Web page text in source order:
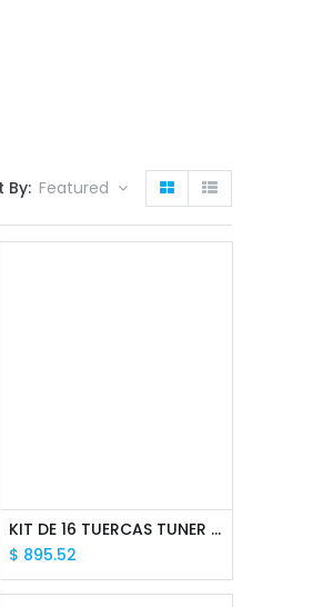
By: Featured
KIT DE 16 TUERCAS TUNER 12X1.25 HEXAGONAL CON LLAVE
$ 895.52